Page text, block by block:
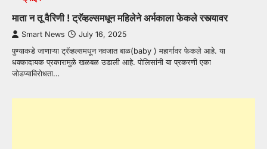
माता न तू वैरिणी ! ट्रॅव्हल्समधून महिलेने अर्भकाला फेकले रस्त्यावर
Smart News July 16, 2025
पुण्याकडे जाणाऱ्या ट्रॅव्हल्समधून नवजात बाळ(baby ) महार्गावर फेकले आहे. या
धक्कादायक प्रकारामुळे खळबळ उडाली आहे. पोलिसांनी या प्रकरणी एका
जोडप्याविरोधता…